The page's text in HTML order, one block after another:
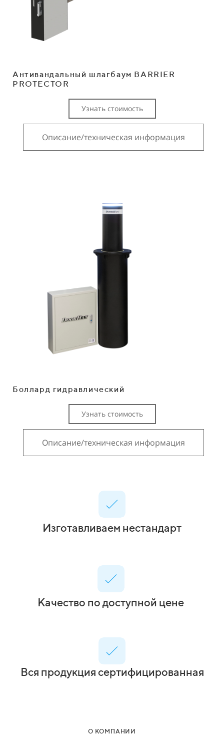
Антивандальный шлагбаум BARRIER
PROTECTOR
Узнать стоимость
Описание/техническая информация
Боллард гидравлический
Узнать стоимость
Описание/техническая информация
Изготавливаем нестандарт
Качество по доступной цене
Вся продукция сертифицированная
О КОМПАНИИ